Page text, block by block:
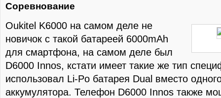
Соревнование
Oukitel K6000 на самом деле не
новичок с такой батареей 6000mAh
для смартфона, на самом деле был
D6000 Innos, кстати имеет такие же тип
использовал Li-Po батарея Dual вместо
аккумулятора. Телефон D6000 Innos также